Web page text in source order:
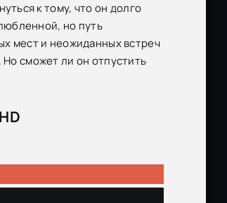
к тому, что он долго
но путь
мест и неожиданных встреч
Но сможет ли он отпустить